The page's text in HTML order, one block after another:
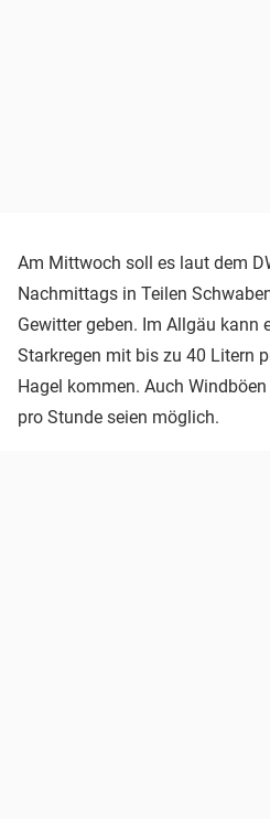
Am Mittwoch soll es laut dem
Nachmittags in Teilen
Gewitter geben. Im Allgäu kann
Starkregen mit bis zu 40 Litern
Hagel kommen. Auch
pro Stunde seien möglich.